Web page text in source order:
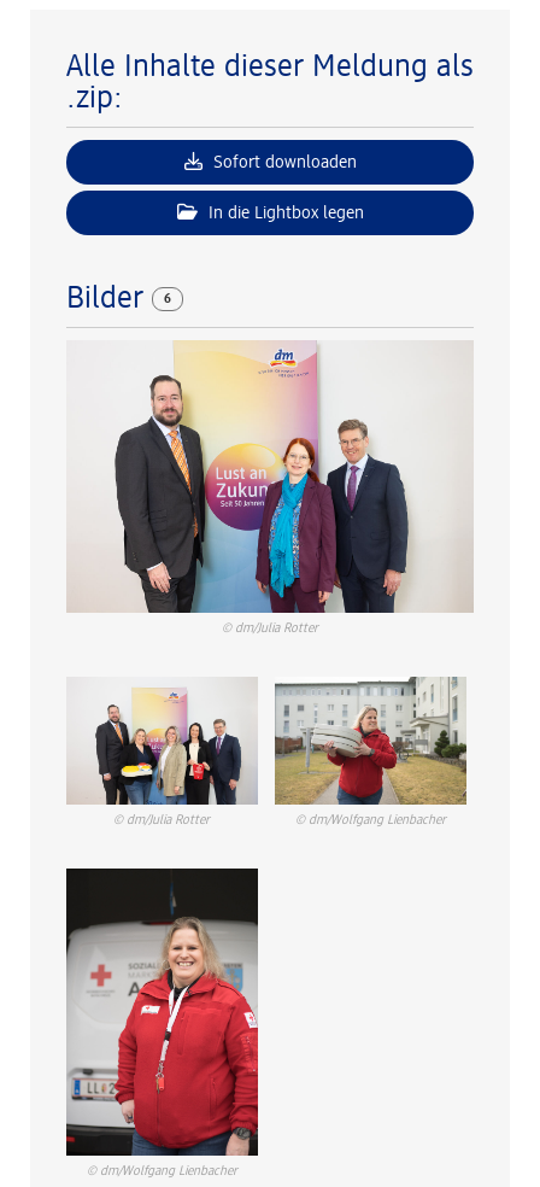
Alle Inhalte dieser Meldung als
.zip:
Sofort downloaden
In die Lightbox legen
Bilder 6
© dm/Julia Rotter
© dm/Julia Rotter © dm/Wolfgang Lienbacher
© dm/Wolfgang Lienbacher